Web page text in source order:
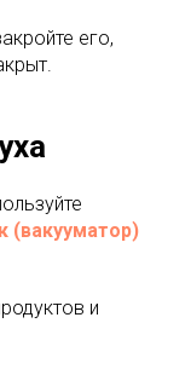
его,
(вакууматор)
и